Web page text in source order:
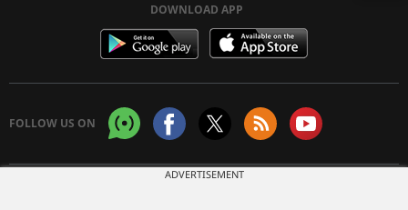
DOWNLOAD APP
FOLLOW US ON
ADVERTISEMENT